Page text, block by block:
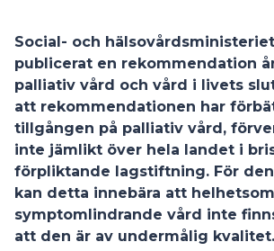
Social- och hälsovårdsministeriet
publicerat en rekommendation
palliativ vård och vård i livets
att rekommendationen har
tillgången på palliativ vård,
inte jämlikt över hela landet i
förpliktande lagstiftning. För
kan detta innebära att
symptomlindrande vård inte
att den är av undermålig kvalitet.